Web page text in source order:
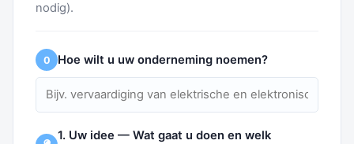
nodig).
0 Hoe wilt u uw onderneming noemen?
1. Uw idee — Wat gaat u doen en welk